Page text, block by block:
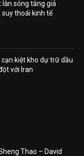
làn sóng tăng giá
thoái kinh tế
kiệt kho dự trữ dầu
với Iran
Thao – David